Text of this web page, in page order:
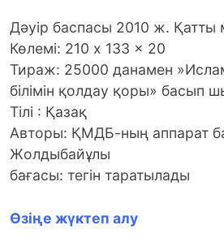
Дәуір баспасы 2010 ж. Қатты
Көлемі: 210 x 133 x 20
Тираж: 25000 данамен
білімін қолдау қоры» басып
Тілі : Қазақ
Авторы: ҚМДБ-ның аппарат
Жолдыбайұлы
бағасы: тегін таратылады
Өзіңе жүктеп алу